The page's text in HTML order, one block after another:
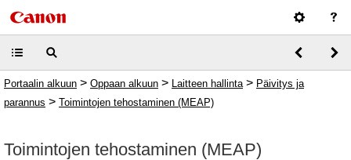
Portaalin alkuun > Oppaan alkuun > Laitteen hallinta > Päivitys ja
parannus > Toimintojen tehostaminen (MEAP)
Toimintojen tehostaminen (MEAP)